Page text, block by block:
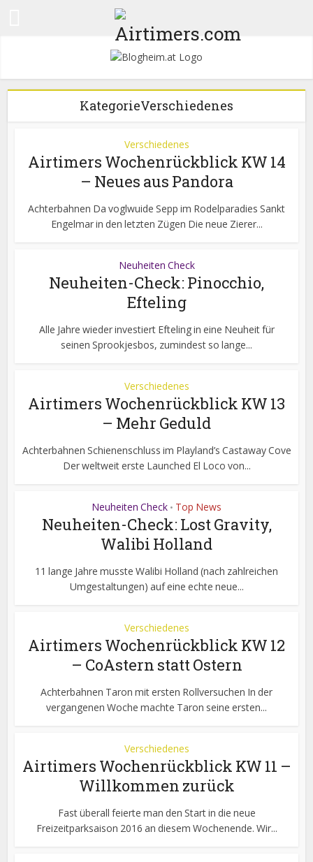
KategorieVerschiedenes
Verschiedenes
Airtimers Wochenrückblick KW 14
– Neues aus Pandora
Achterbahnen Da voglwuide Sepp im Rodelparadies Sankt
Engelmar in den letzten Zügen Die neue Zierer...
Neuheiten Check
Neuheiten-Check: Pinocchio,
Efteling
Alle Jahre wieder investiert Efteling in eine Neuheit für
seinen Sprookjesbos, zumindest so lange...
Verschiedenes
Airtimers Wochenrückblick KW 13
– Mehr Geduld
Achterbahnen Schienenschluss im Playland’s Castaway Cove
Der weltweit erste Launched El Loco von...
Neuheiten Check • Top News
Neuheiten-Check: Lost Gravity,
Walibi Holland
11 lange Jahre musste Walibi Holland (nach zahlreichen
Umgestaltungen) auf eine echte neue...
Verschiedenes
Airtimers Wochenrückblick KW 12
– CoAstern statt Ostern
Achterbahnen Taron mit ersten Rollversuchen In der
vergangenen Woche machte Taron seine ersten...
Verschiedenes
Airtimers Wochenrückblick KW 11 –
Willkommen zurück
Fast überall feierte man den Start in die neue
Freizeitparksaison 2016 an diesem Wochenende. Wir...